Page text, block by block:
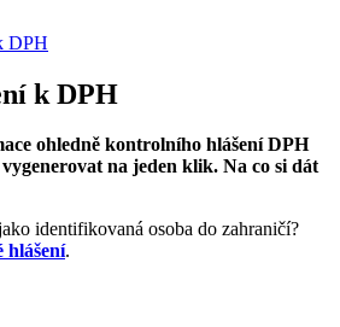
DPH
k DPH
ohledně kontrolního hlášení DPH
na jeden klik. Na co si dát
identifikovaná osoba do zahraničí?
hlášení.